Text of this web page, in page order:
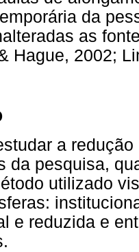
da
as
Hague, 2002;
a
da pesquisa,
utilizado
e reduzida e